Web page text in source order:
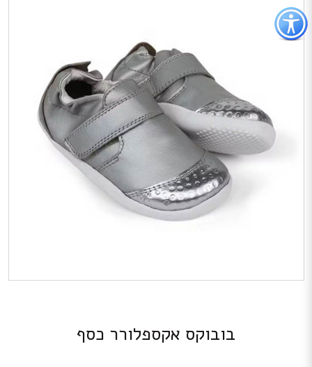
כפתור
לפתיחת
תפריט
נגישות
בובוקס אקספלורר כסף